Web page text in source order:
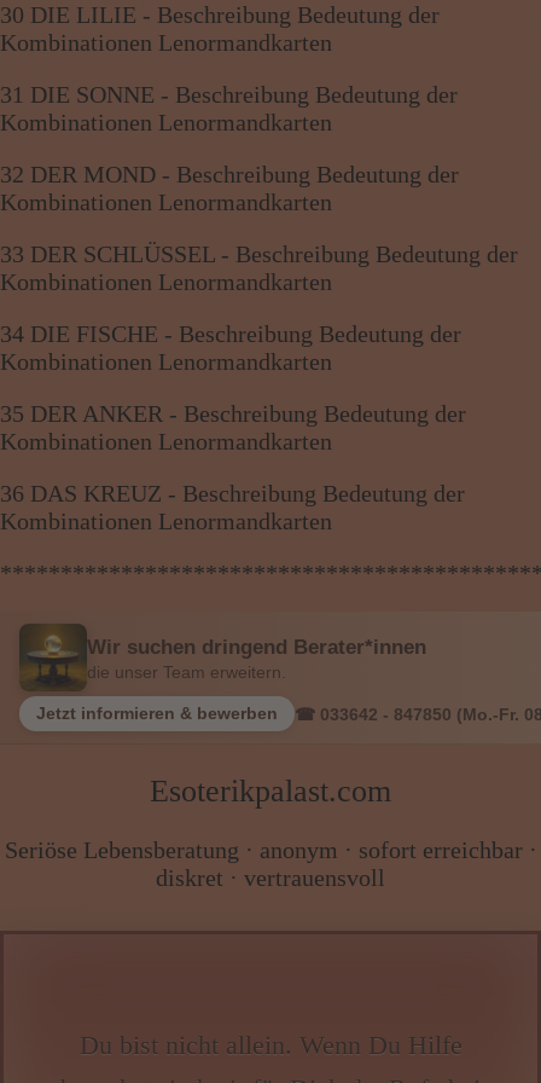
30 DIE LILIE - Beschreibung Bedeutung der
Kombinationen Lenormandkarten
31 DIE SONNE - Beschreibung Bedeutung der
Kombinationen Lenormandkarten
32 DER MOND - Beschreibung Bedeutung der
Kombinationen Lenormandkarten
33 DER SCHLÜSSEL - Beschreibung Bedeutung der
Kombinationen Lenormandkarten
34 DIE FISCHE - Beschreibung Bedeutung der
Kombinationen Lenormandkarten
35 DER ANKER - Beschreibung Bedeutung der
Kombinationen Lenormandkarten
36 DAS KREUZ - Beschreibung Bedeutung der
Kombinationen Lenormandkarten
Wir suchen dringend Berater*innen
die unser Team erweitern.
Jetzt informieren & bewerben ☎ 033642 - 847850 (Mo.-Fr.
Esoterikpalast.com
Seriöse Lebensberatung · anonym · sofort erreichbar ·
diskret · vertrauensvoll
Du bist nicht allein. Wenn Du Hilfe